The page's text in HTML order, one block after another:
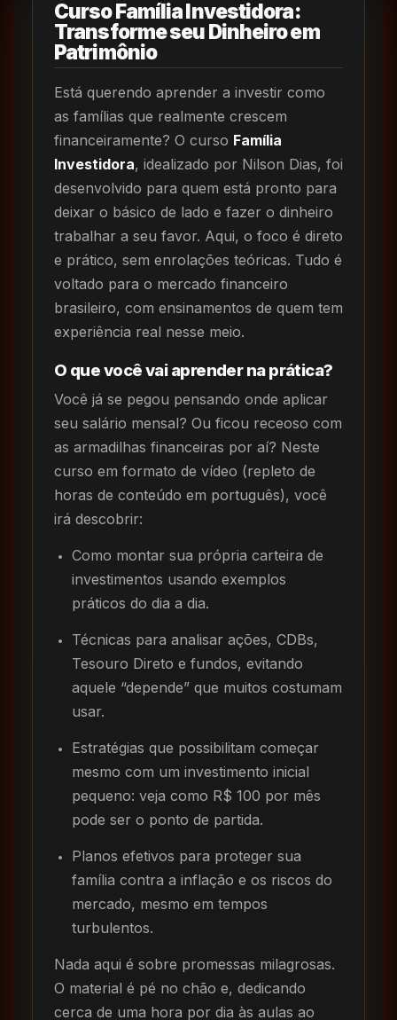
Curso Família Investidora:
Transforme seu Dinheiro em
Patrimônio
Está querendo aprender a investir como
as famílias que realmente crescem
financeiramente? O curso Família
Investidora, idealizado por Nilson Dias, foi
desenvolvido para quem está pronto para
deixar o básico de lado e fazer o dinheiro
trabalhar a seu favor. Aqui, o foco é direto
e prático, sem enrolações teóricas. Tudo é
voltado para o mercado financeiro
brasileiro, com ensinamentos de quem tem
experiência real nesse meio.
O que você vai aprender na prática?
Você já se pegou pensando onde aplicar
seu salário mensal? Ou ficou receoso com
as armadilhas financeiras por aí? Neste
curso em formato de vídeo (repleto de
horas de conteúdo em português), você
irá descobrir:
Como montar sua própria carteira de
investimentos usando exemplos
práticos do dia a dia.
Técnicas para analisar ações, CDBs,
Tesouro Direto e fundos, evitando
aquele “depende” que muitos costumam
usar.
Estratégias que possibilitam começar
mesmo com um investimento inicial
pequeno: veja como R$ 100 por mês
pode ser o ponto de partida.
Planos efetivos para proteger sua
família contra a inflação e os riscos do
mercado, mesmo em tempos
turbulentos.
Nada aqui é sobre promessas milagrosas.
O material é pé no chão e, dedicando
cerca de uma hora por dia às aulas ao